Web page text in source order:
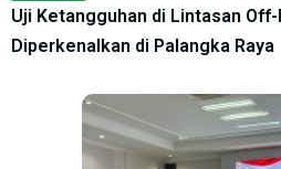
Uji Ketangguhan di Lintasan
Diperkenalkan di Palangka Raya